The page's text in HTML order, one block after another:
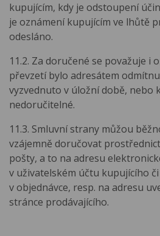
kupujícím, kdy je odstoupení
je oznámení kupujícím ve lhůtě
odesláno.
11.2. Za doručené se považuje i
převzetí bylo adresátem
vyzvednuto v úložní době, nebo
nedoručitelné.
11.3. Smluvní strany můžou
vzájemně doručovat
pošty, a to na adresu
v uživatelském účtu kupujícího
v objednávce, resp. na adresu
stránce prodávajícího.